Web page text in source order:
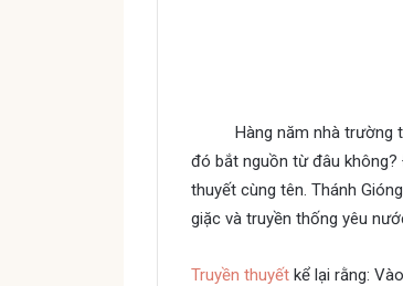
Hàng năm nhà trường
đó bắt nguồn từ đâu
thuyết cùng tên. Thánh
giặc và truyền thống yêu
Truyền thuyết kể lại rằng: